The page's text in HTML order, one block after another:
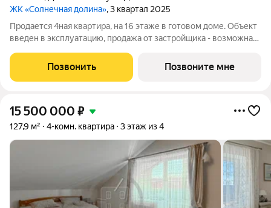
ЖК «Солнечная долина», 3 квартал 2025
Продается 4ная квартира, на 16 этаже в готовом доме. Объект
введен в эксплуатацию, продажа от застройщика - возможна
высококачественный монолитно-кирпичный дом - автономное
отопление - просторные кухни, -
Позвонить Позвоните мне
15 500 000 ₽
127,9 м² 4-комн. квартира 3 этаж из 4